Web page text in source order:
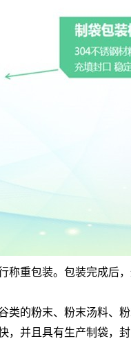
称重包装。 包装完成后
的粉末、粉末汤料
并且具有生产制袋